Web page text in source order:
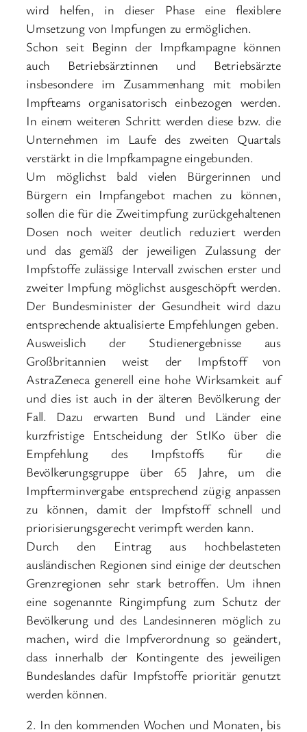
wird helfen, in dieser Phase eine flexiblere
Umsetzung von Impfungen zu ermöglichen.
Schon seit Beginn der Impfkampagne können
auch Betriebsärztinnen und Betriebsärzte
insbesondere im Zusammenhang mit mobilen
Impfteams organisatorisch einbezogen werden.
In einem weiteren Schritt werden diese bzw. die
Unternehmen im Laufe des zweiten Quartals
verstärkt in die Impfkampagne eingebunden.
Um möglichst bald vielen Bürgerinnen und
Bürgern ein Impfangebot machen zu können,
sollen die für die Zweitimpfung zurückgehaltenen
Dosen noch weiter deutlich reduziert werden
und das gemäß der jeweiligen Zulassung der
Impfstoffe zulässige Intervall zwischen erster und
zweiter Impfung möglichst ausgeschöpft werden.
Der Bundesminister der Gesundheit wird dazu
entsprechende aktualisierte Empfehlungen geben.
Ausweislich der Studienergebnisse aus
Großbritannien weist der Impfstoff von
AstraZeneca generell eine hohe Wirksamkeit auf
und dies ist auch in der älteren Bevölkerung der
Fall. Dazu erwarten Bund und Länder eine
kurzfristige Entscheidung der StIKo über die
Empfehlung des Impfstoffs für die
Bevölkerungsgruppe über 65 Jahre, um die
Impfterminvergabe entsprechend zügig anpassen
zu können, damit der Impfstoff schnell und
priorisierungsgerecht verimpft werden kann.
Durch den Eintrag aus hochbelasteten
ausländischen Regionen sind einige der deutschen
Grenzregionen sehr stark betroffen. Um ihnen
eine sogenannte Ringimpfung zum Schutz der
Bevölkerung und des Landesinneren möglich zu
machen, wird die Impfverordnung so geändert,
dass innerhalb der Kontingente des jeweiligen
Bundeslandes dafür Impfstoffe prioritär genutzt
werden können.
2. In den kommenden Wochen und Monaten, bis